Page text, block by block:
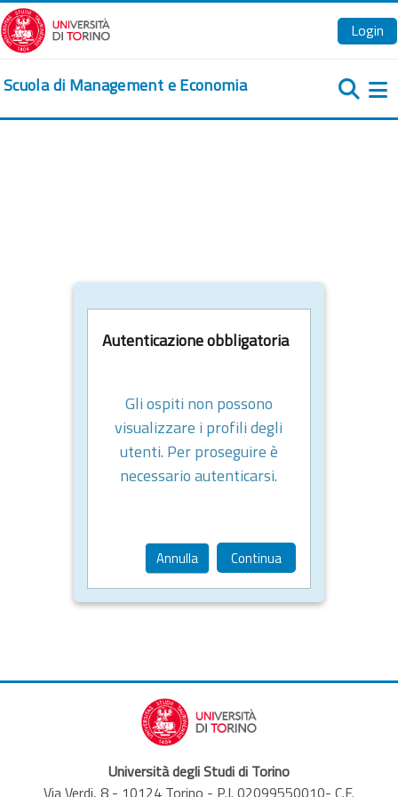
Vai al contenuto principale
Login
Scuola di Management e Economia
Autenticazione obbligatoria
Gli ospiti non possono
visualizzare i profili degli
utenti. Per proseguire è
necessario autenticarsi.
Annulla Continua
Università degli Studi di Torino
Via Verdi, 8 - 10124 Torino - P.I. 02099550010- C.F.